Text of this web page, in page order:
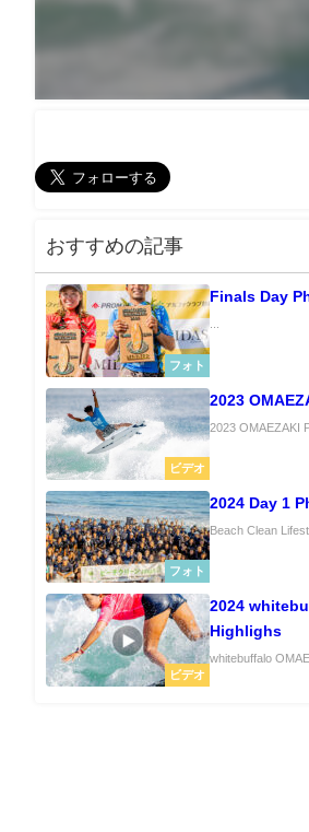
おすすめの記事
フォト
Finals Day
ビデオ
2023
2023 OMAEZAKI
フォト
2024 Day 1
Beach Clean
ビデオ
2024
Highlighs
whitebuffalo